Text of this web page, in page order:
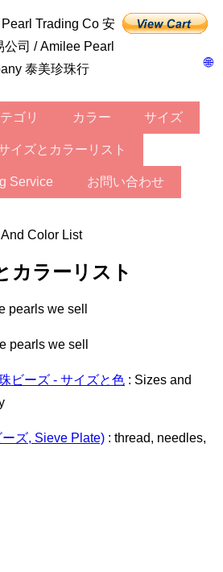
🌐
公司 / Amilee Pearl
泰美珍珠行
カテゴリ カラー サイズ
サイズとカラーリスト
Service お問い合わせ
Color List
カラーリスト
pearls we sell
pearls we sell
ビーズ - サイズと色 : Sizes and
ーズ, Sieve Plate) : thread, needles,